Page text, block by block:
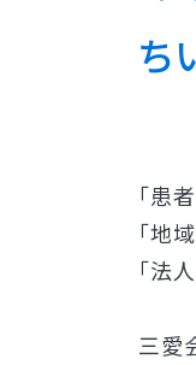
ち
｢患
｢地
｢法
三愛